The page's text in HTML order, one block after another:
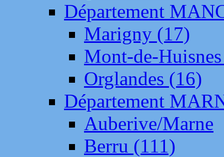
Département
Marigny (17)
Mont-de-
Orglandes (16)
Département
Auberive/Marne
Berru (111)